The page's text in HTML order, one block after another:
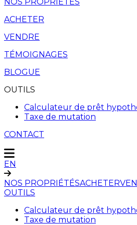
ACHETER
VENDRE
TÉMOIGNAGES
BLOGUE
OUTILS
Calculateur de prêt
Taxe de mutation
CONTACT
EN
NOS PROPRIÉTÉSACHETER
OUTILS
Calculateur de prêt
Taxe de mutation